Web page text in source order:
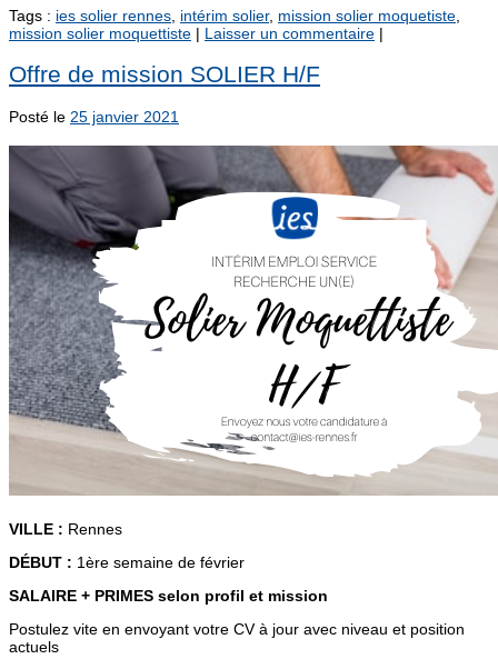
Tags : ies solier rennes intérim solier, mission solier moquetiste
mission solier moquettiste | Laisser un commentaire |
Offre de mission SOLIER H/F
Posté le 25 janvier 2021
VILLE : Rennes
DÉBUT : 1ère semaine de février
SALAIRE + PRIMES selon profil et mission
Postulez vite en envoyant votre CV à jour avec niveau et position
actuels